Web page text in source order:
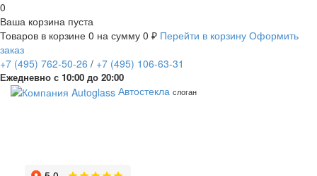
0
Ваша корзина пуста
Товаров в корзине 0 на сумму 0 ₽ Перейти в корзину Оформить
заказ
+7 (495) 762-50-26 / +7 (495) 106-63-31
Ежедневно с 10:00 до 20:00
Автостекла слоган